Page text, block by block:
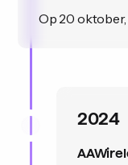
Op 20
2024